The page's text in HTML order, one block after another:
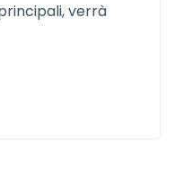
verrà